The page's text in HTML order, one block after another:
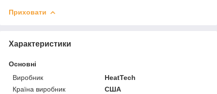
Приховати
Характеристики
Основні
Виробник
HeatTech
Країна виробник
США